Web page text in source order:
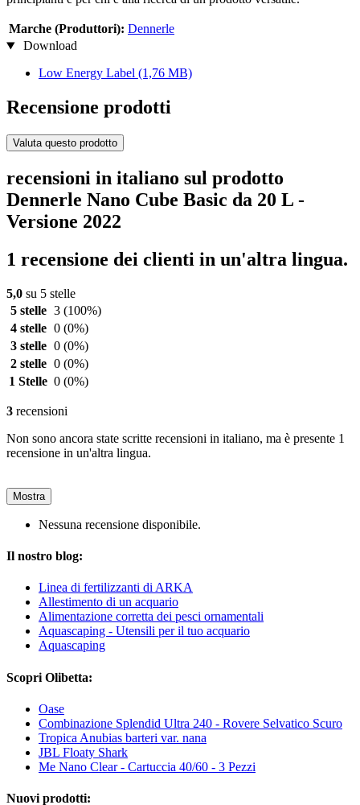
Marche (Produttori): Dennerle
Download
Low Energy Label (1,76 MB)
Recensione prodotti
Valuta questo prodotto
recensioni in italiano sul prodotto
Dennerle Nano Cube Basic da 20 L -
Versione 2022
1 recensione dei clienti in un'altra lingua.
5,0 su 5 stelle
5 stelle 3 (100%)
4 stelle 0 (0%)
3 stelle 0 (0%)
2 stelle 0 (0%)
1 Stelle 0 (0%)
3 recensioni
Non sono ancora state scritte recensioni in italiano, ma è presente 1
recensione in un'altra lingua.
Mostra
Nessuna recensione disponibile.
Il nostro blog:
Linea di fertilizzanti di ARKA
Allestimento di un acquario
Alimentazione corretta dei pesci ornamentali
Aquascaping - Utensili per il tuo acquario
Aquascaping
Scopri Olibetta:
Oase
Combinazione Splendid Ultra 240 - Rovere Selvatico Scuro
Tropica Anubias barteri var. nana
JBL Floaty Shark
Me Nano Clear - Cartuccia 40/60 - 3 Pezzi
Nuovi prodotti: